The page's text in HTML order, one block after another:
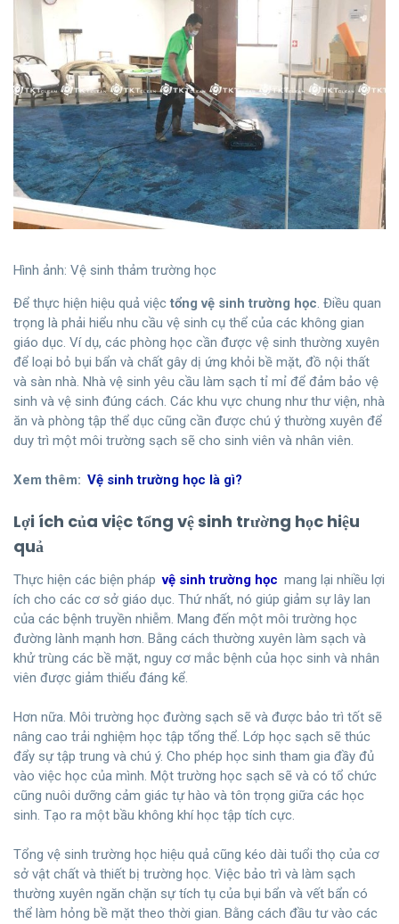
Hình ảnh: Vệ sinh thảm trường học
Để thực hiện hiệu quả việc tổng vệ sinh trường học. Điều quan
trọng là phải hiểu nhu cầu vệ sinh cụ thể của các không gian
giáo dục. Ví dụ, các phòng học cần được vệ sinh thường xuyên
để loại bỏ bụi bẩn và chất gây dị ứng khỏi bề mặt, đồ nội thất
và sàn nhà. Nhà vệ sinh yêu cầu làm sạch tỉ mỉ để đảm bảo vệ
sinh và vệ sinh đúng cách. Các khu vực chung như thư viện, nhà
ăn và phòng tập thể dục cũng cần được chú ý thường xuyên để
duy trì một môi trường sạch sẽ cho sinh viên và nhân viên.
Xem thêm: Vệ sinh trường học là gì?
Lợi ích của việc tổng vệ sinh trường học hiệu
quả
Thực hiện các biện pháp vệ sinh trường học mang lại nhiều lợi
ích cho các cơ sở giáo dục. Thứ nhất, nó giúp giảm sự lây lan
của các bệnh truyền nhiễm. Mang đến một môi trường học
đường lành mạnh hơn. Bằng cách thường xuyên làm sạch và
khử trùng các bề mặt, nguy cơ mắc bệnh của học sinh và nhân
viên được giảm thiểu đáng kể.
Hơn nữa. Môi trường học đường sạch sẽ và được bảo trì tốt sẽ
nâng cao trải nghiệm học tập tổng thể. Lớp học sạch sẽ thúc
đẩy sự tập trung và chú ý. Cho phép học sinh tham gia đầy đủ
vào việc học của mình. Một trường học sạch sẽ và có tổ chức
cũng nuôi dưỡng cảm giác tự hào và tôn trọng giữa các học
sinh. Tạo ra một bầu không khí học tập tích cực.
Tổng vệ sinh trường học hiệu quả cũng kéo dài tuổi thọ của cơ
sở vật chất và thiết bị trường học. Việc bảo trì và làm sạch
thường xuyên ngăn chặn sự tích tụ của bụi bẩn và vết bẩn có
thể làm hỏng bề mặt theo thời gian. Bằng cách đầu tư vào các